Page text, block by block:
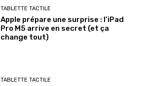
TABLETTE TACTILE
Apple prépare une surprise : l’iPad
Pro M5 arrive en secret (et ça
change tout)
TABLETTE TACTILE